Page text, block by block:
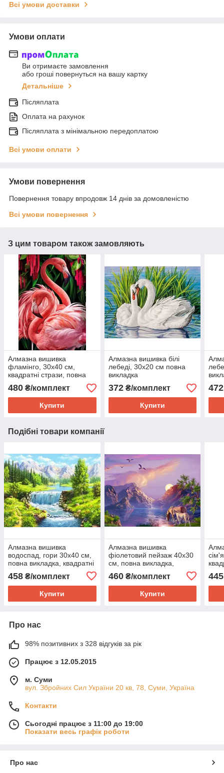
Всі умови доставки
Умови оплати
Ви отримаєте замовлення
або гроші повернуться на вашу картку
Детальніше
Післяплата
Оплата на рахунок
Післяплата з мінімальною передоплатою
Всі умови оплати
Умови повернення
Повернення товару впродовж 14 днів за домовленістю
Всі умови повернення
З цим товаром також замовляють
Алмазна вишивка
фламінго, 30х40 см,
квадратні стрази, повна
480 ₴/комплект
Купити
Алмазна вишивка білі
лебеді, 30х20 см повна
викладка
372₴/комплект
Купити
472
Подібні товари компанії
Алмазна вишивка
водоспад, гори 30х40 см,
повна викладка, квадратні
458 ₴/комплект
Купити
Алмазна вишивка
фіолетовий пейзаж 40х30
см, повна викладка,
квадратні стрази Huacan
460₴/комплект
Купити
445
Про нас
98% позитивних з 328 відгуків за рік
Працює з 12.05.2015
м. Суми
вул. Збройних Сил України 20 кв, 78, Суми, Україна
Контакти
Сьогодні працює з 11:00 до 19:00
Показати весь графік роботи
Про нас